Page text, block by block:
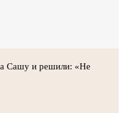
Сашу и решили: «Не